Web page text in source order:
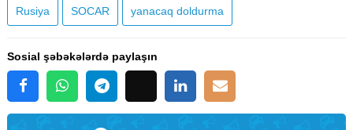
Rusiya SOCAR yanacaq doldurma
Sosial şəbəkələrdə paylaşın